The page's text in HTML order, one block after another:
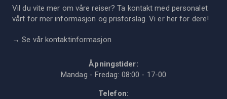
Vil du vite mer om våre reiser? Ta kontakt med personalet
vårt for mer informasjon og prisforslag. Vi er her for dere!
→Se vår kontaktinformasjon
Åpningstider:
Mandag - Fredag: 08:00 - 17-00
Telefon: